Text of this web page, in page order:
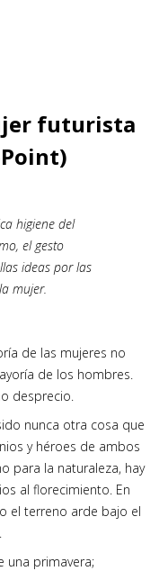
futurista
higiene del
el gesto
ideas por las
mujer.
de las mujeres no
de los hombres.
desprecio.
nunca otra cosa que
y héroes de ambos
para la naturaleza, hay
al florecimiento. En
el terreno arde bajo el
una primavera;